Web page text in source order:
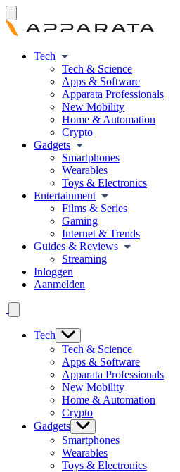
Tech
Tech & Science
Apps & Software
Apparata Professionals
New Mobility
Home & Automation
Crypto
Gadgets
Smartphones
Wearables
Toys & Electronics
Entertainment
Films & Series
Gaming
Internet & Trends
Guides & Reviews
Streaming
Inloggen
Aanmelden
Tech
Tech & Science
Apps & Software
Apparata Professionals
New Mobility
Home & Automation
Crypto
Gadgets
Smartphones
Wearables
Toys & Electronics